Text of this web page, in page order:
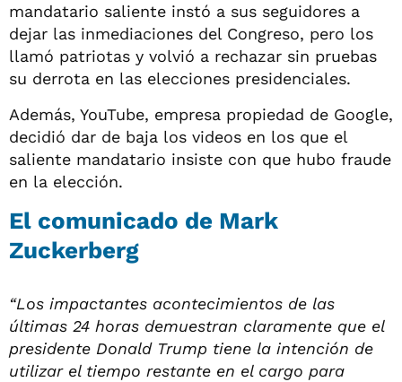
mandatario saliente instó a sus seguidores a
dejar las inmediaciones del Congreso, pero los
llamó patriotas y volvió a rechazar sin pruebas
su derrota en las elecciones presidenciales.
Además, YouTube, empresa propiedad de Google,
decidió dar de baja los videos en los que el
saliente mandatario insiste con que hubo fraude
en la elección.
El comunicado de Mark
Zuckerberg
“Los impactantes acontecimientos de las
últimas 24 horas demuestran claramente que el
presidente Donald Trump tiene la intención de
utilizar el tiempo restante en el cargo para